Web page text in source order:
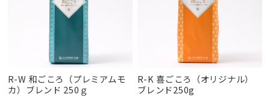
R-W 和ごころ（プレミアムモ
カ）ブレンド 250ｇ
R-K 喜ごころ（オリジナル）
ブレンド250g